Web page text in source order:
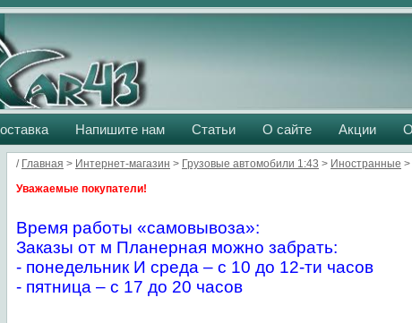
Напишите нам Статьи О сайте Акции
/ Главная > Интернет-магазин > Грузовые автомобили 1:43 > Иностранные >
Уважаемые покупатели!
Время работы «самовывоза»:
Заказы от м Планерная можно забрать:
- понедельник И среда – с 10 до 12-ти часов
- пятница – с 17 до 20 часов